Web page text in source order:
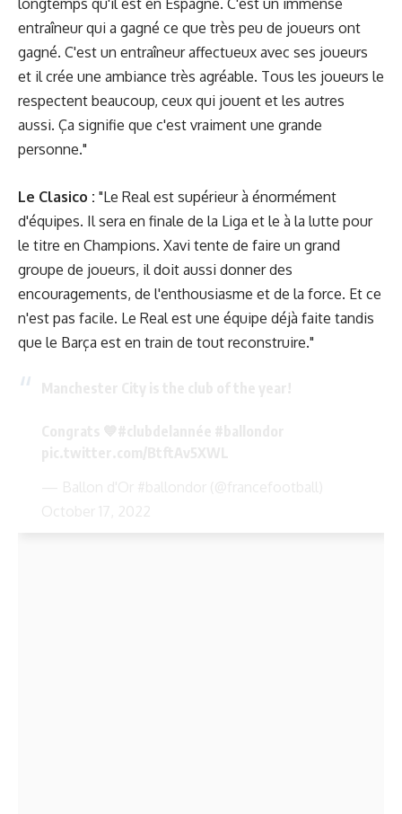
longtemps qu'il est en Espagne. C'est un immense
entraîneur qui a gagné ce que très peu de joueurs ont
gagné. C'est un entraîneur affectueux avec ses joueurs
et il crée une ambiance très agréable. Tous les joueurs le
respectent beaucoup, ceux qui jouent et les autres
aussi. Ça signifie que c'est vraiment une grande
personne."
Le Clasico : "Le Real est supérieur à énormément
d'équipes. Il sera en finale de la Liga et le à la lutte pour
le titre en Champions. Xavi tente de faire un grand
groupe de joueurs, il doit aussi donner des
encouragements, de l'enthousiasme et de la force. Et ce
n'est pas facile. Le Real est une équipe déjà faite tandis
que le Barça est en train de tout reconstruire."